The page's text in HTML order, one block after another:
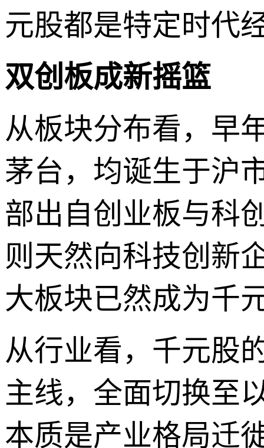
元股都是特定时代
双创板成新摇篮
从板块分布看，早
茅台，均诞生于沪
部出自创业板与科
则天然向科技创新
大板块已然成为千
从行业看，千元股
主线，全面切换至
本质是产业格局迁